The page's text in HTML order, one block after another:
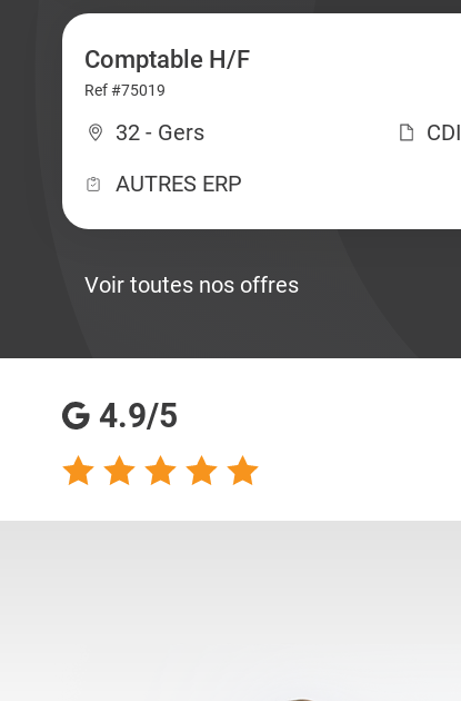
Comptable H/F
Ref #75019
32 - Gers CDI
AUTRES ERP
Voir toutes nos offres
4.9/5